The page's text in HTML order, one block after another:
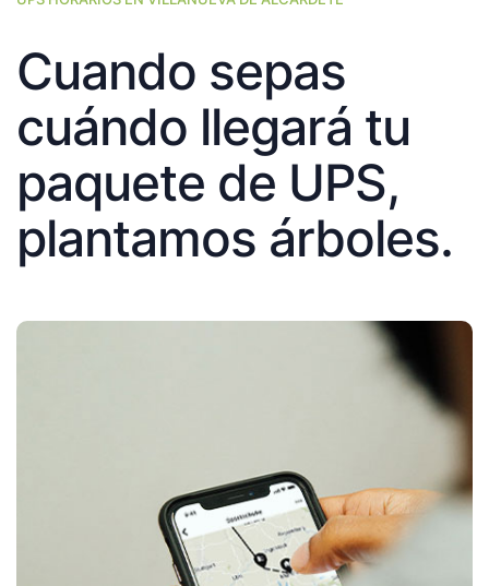
Cuando sepas
cuándo llegará tu
paquete de UPS,
plantamos árboles.